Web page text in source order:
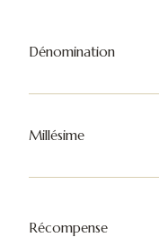
Dénomination
Millésime
Récompense